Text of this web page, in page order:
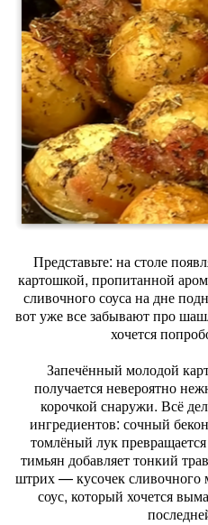
Представьте: на столе
картошкой, пропитанной
сливочного соуса на дне
вот уже все забывают про
хочется
Запечённый молодой
получается невероятно
корочкой снаружи. Всё
ингредиентов: сочный
томлёный лук
тимьян добавляет тонкий
штрих — кусочек сливочного
соус, который хочется